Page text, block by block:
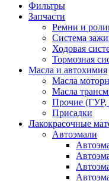
Фильтры
Запчасти
Ремни и
Система
Ходовая
Тормозная
Масла и автохимия
Масла
Масла
Прочие (ГУР,
Присадки
Лакокрасочные
Автоэмали